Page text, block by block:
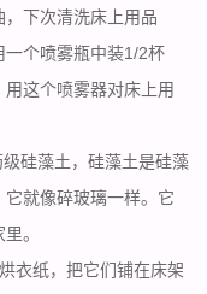
下次清洗床上用品
一个喷雾瓶中装1/2杯
这个喷雾器对床上用
硅藻土，硅藻土是硅藻
就像碎玻璃一样。它
。
衣纸，把它们铺在床架